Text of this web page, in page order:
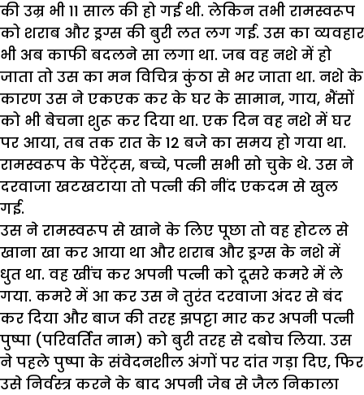
की उम्र भी 11 साल की हो गई थी. लेकिन तभी रामस्वरूप
को शराब और ड्रग्स की बुरी लत लग गई. उस का व्यवहार
भी अब काफी बदलने सा लगा था. जब वह नशे में हो
जाता तो उस का मन विचित्र कुंठा से भर जाता था. नशे के
कारण उस ने एकएक कर के घर के सामान, गाय, भैंसों
को भी बेचना शुरू कर दिया था. एक दिन वह नशे में घर
पर आया, तब तक रात के 12 बजे का समय हो गया था.
रामस्वरूप के पेरेंट्स, बच्चे, पत्नी सभी सो चुके थे. उस ने
दरवाजा खटखटाया तो पत्नी की नींद एकदम से खुल
गई.
उस ने रामस्वरूप से खाने के लिए पूछा तो वह होटल से
खाना खा कर आया था और शराब और ड्रग्स के नशे में
धुत था. वह खींच कर अपनी पत्नी को दूसरे कमरे में ले
गया. कमरे में आ कर उस ने तुरंत दरवाजा अंदर से बंद
कर दिया और बाज की तरह झपट्टा मार कर अपनी पत्नी
पुष्पा (परिवर्तित नाम) को बुरी तरह से दबोच लिया. उस
ने पहले पुष्पा के संवेदनशील अंगों पर दांत गड़ा दिए, फिर
उसे निर्वस्त्र करने के बाद अपनी जेब से जैल निकाला